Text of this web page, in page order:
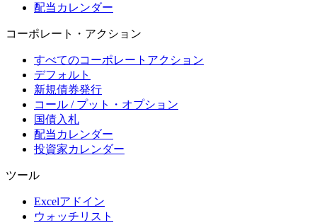
配当カレンダー
コーポレート・アクション
すべてのコーポレートアクション
デフォルト
新規債券発行
コール / プット・オプション
国債入札
配当カレンダー
投資家カレンダー
ツール
Excelアドイン
ウォッチリスト